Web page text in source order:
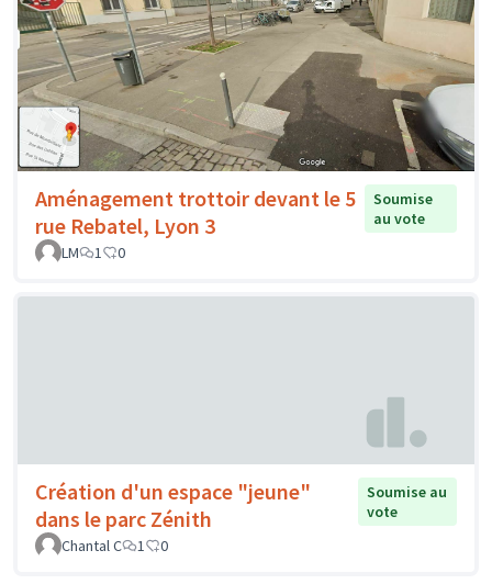
Aménagement trottoir devant le 5
rue Rebatel, Lyon 3
Soumise
au vote
LM
1 0
Création d'un espace "jeune"
dans le parc Zénith
Soumise au
vote
Chantal C
1 0